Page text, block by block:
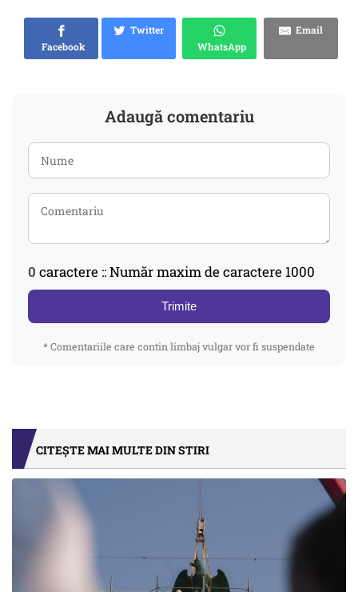
Facebook
Twitter
WhatsApp
Email
Adaugă comentariu
0 caractere :: Număr maxim de caractere 1000
Trimite
* Comentariile care contin limbaj vulgar vor fi suspendate
CITEȘTE MAI MULTE DIN STIRI